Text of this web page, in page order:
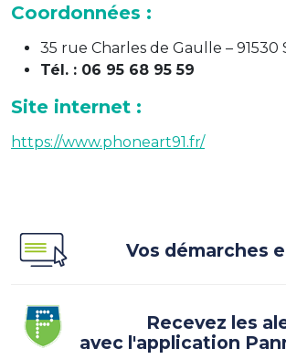
Coordonnées :
35 rue Charles de Gaulle – 91530
Tél. : 06 95 68 95 59
Site internet :
https://www.phoneart91.fr/
Vos démarches
Recevez les
avec l'application